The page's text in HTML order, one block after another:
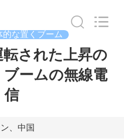
的な置くブーム
された上昇の
ームの無線電
信
、中国